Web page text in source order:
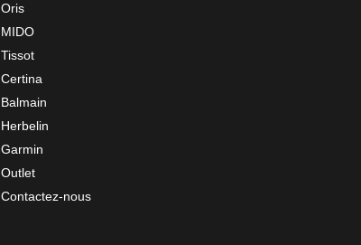
Oris
MIDO
Tissot
Certina
Balmain
Herbelin
Garmin
Outlet
Contactez-nous